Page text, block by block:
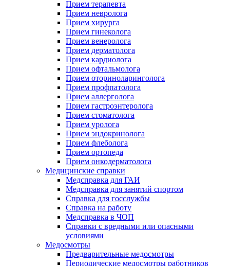
Прием терапевта
Прием невролога
Прием хирурга
Прием гинеколога
Прием венеролога
Прием дерматолога
Прием кардиолога
Прием офтальмолога
Прием оториноларинголога
Прием профпатолога
Прием аллерголога
Прием гастроэнтеролога
Прием стоматолога
Прием уролога
Прием эндокринолога
Прием флеболога
Прием ортопеда
Прием онкодерматолога
Медицинские справки
Медсправка для ГАИ
Медсправка для занятий спортом
Справка для госслужбы
Справка на работу
Медсправка в ЧОП
Справки с вредными или опасными
условиями
Медосмотры
Предварительные медосмотры
Периодические медосмотры работников